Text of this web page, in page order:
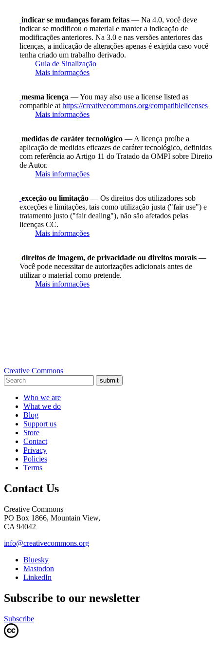
indicar se mudanças foram feitas — Na 4.0, você deve
indicar se modificou o material e manter a indicação de
modificações anteriores. Na 3.0 e nas versões anteriores das
licenças, a indicação de alterações apenas é exigida caso você
tenha criado um trabalho derivado.
Guia de Sinalização
Mais informações
mesma licença — You may also use a license listed as
compatible at https://creativecommons.org/compatiblelicenses
Mais informações
medidas de caráter tecnológico — A licença proíbe a
aplicação de medidas eficazes de caráter tecnológico, definidas
com referência ao Artigo 11 do Tratado da OMPI sobre Direito
de Autor.
Mais informações
exceção ou limitação — Os direitos dos utilizadores sob
exceções e limitações, tais como utilização justa ("fair use") e
tratamento justo ("fair dealing"), não são afetados pelas
licenças CC.
Mais informações
direitos de imagem, de privacidade ou direitos morais —
Você pode necessitar de autorizações adicionais antes de
utilizar o material como pretende.
Mais informações
Creative Commons
submit
Who we are
What we do
Blog
Support us
Store
Contact
Privacy
Policies
Terms
Contact Us
Creative Commons
PO Box 1866, Mountain View,
CA 94042
info@creativecommons.org
Bluesky
Mastodon
LinkedIn
Subscribe to our newsletter
Subscribe